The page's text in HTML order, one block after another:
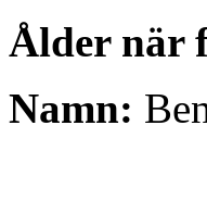
Ålder när
Namn: